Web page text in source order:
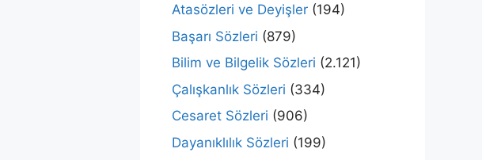
Atasözleri ve Deyişler (194)
Başarı Sözleri (879)
Bilim ve Bilgelik Sözleri (2.121)
Çalışkanlık Sözleri (334)
Cesaret Sözleri (906)
Dayanıklılık Sözleri (199)